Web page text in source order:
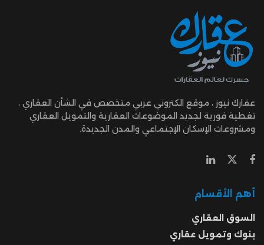
عقارك نيوز ، موقع الكتروني عربي متخصص في الشأن العقاري ،
تغطية فورية لجديد الموضوعات العقارية والتمويل العقاري
ومشروعات الإسكان الإجتماعي والمدن الجديدة.
أهم الأقسام
السوق العقاري
بنوك وتمويل عقاري